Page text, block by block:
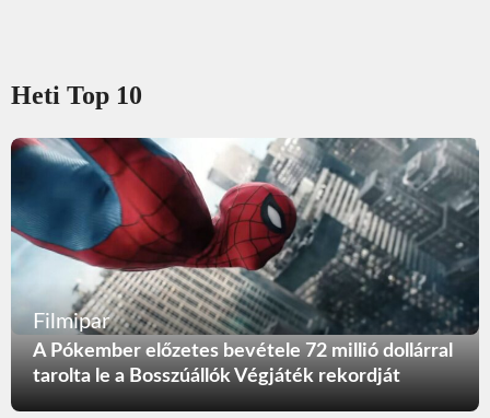
Heti Top 10
Filmipar
A Pókember előzetes bevétele 72 millió dollárral
tarolta le a Bosszúállók Végjáték rekordját